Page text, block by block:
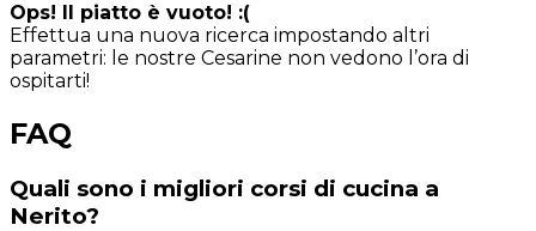
Ops! Il piatto è vuoto! :(
Effettua una nuova ricerca impostando altri
parametri: le nostre Cesarine non vedono l’ora di
ospitarti!
FAQ
Quali sono i migliori corsi di cucina a
Nerito?